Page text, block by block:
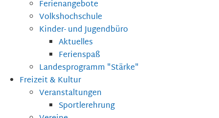
Ferienangebote
Volkshochschule
Kinder- und Jugendbüro
Aktuelles
Ferienspaß
Landesprogramm "Stärke"
Freizeit & Kultur
Veranstaltungen
Sportlerehrung